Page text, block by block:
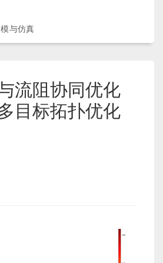
与仿真
流阻协同优化
目标拓扑优化